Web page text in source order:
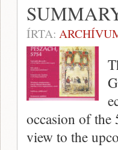
ÍRTA:
occasion of the
view to the